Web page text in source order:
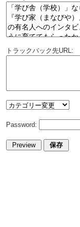
トラックバック先URL:
Password: